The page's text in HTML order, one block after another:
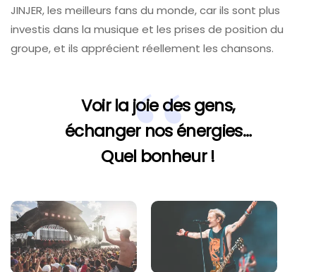
JINJER, les meilleurs fans du monde, car ils sont plus
investis dans la musique et les prises de position du
groupe, et ils apprécient réellement les chansons.
Voir la joie des gens,
échanger nos énergies…
Quel bonheur !